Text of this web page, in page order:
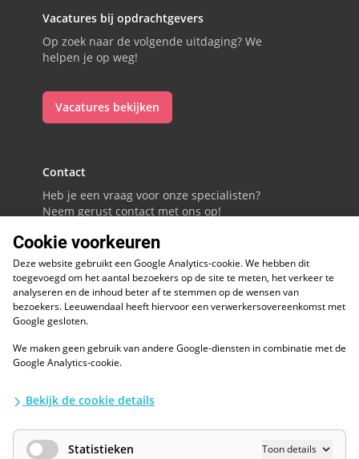
Contact
Heb je een vraag voor onze specialisten?
Neem gerust contact met ons op!
088 - 0086800
Volg ons op LinkedIn
Vacatures bij opdrachtgevers
Op zoek naar de volgende uitdaging? We
helpen je op weg!
Vacatures bekijken
ESG
Diversiteit en inclusie
Algemene voorwaarden
Waarborgen privacy en informatiebeveiliging
AI / LLM
Cookie voorkeuren
Deze website gebruikt een Google Analytics-cookie. We hebben dit
toegevoegd om het aantal bezoekers op de site te meten, het verkeer te
analyseren en de inhoud beter af te stemmen op de wensen van
bezoekers. Leeuwendaal heeft hiervoor een verwerkersovereenkomst met
Google gesloten.
We maken geen gebruik van andere Google-diensten in combinatie met de
Google Analytics-cookie.
Bekijk de cookie details
Statistieken Toon details